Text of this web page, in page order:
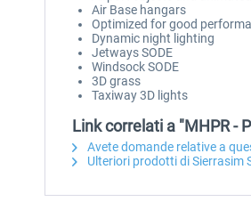
Air Base hangars
Optimized for good
Dynamic night lighting
Jetways SODE
Windsock SODE
3D grass
Taxiway 3D lights
Link correlati a "MHPR -
Avete domande relative a
Ulteriori prodotti di Sierrasim